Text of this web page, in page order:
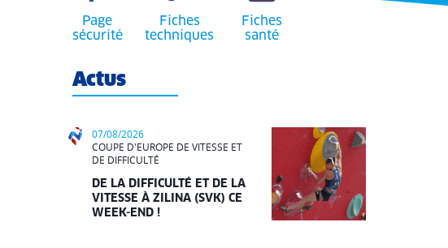
Page
sécurité
Fiches
techniques
Fiches
santé
Actus
07/08/2026
COUPE D'EUROPE DE VITESSE ET
DE DIFFICULTÉ
DE LA DIFFICULTÉ ET DE LA
VITESSE À ZILINA (SVK) CE
WEEK-END !